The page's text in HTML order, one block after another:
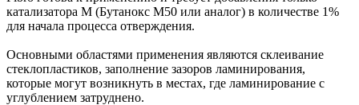
катализатора М (Бутанокс М50 или аналог) в количестве 1%
для начала процесса отверждения.
Основными областями применения являются склеивание
стеклопластиков, заполнение зазоров ламинирования,
которые могут возникнуть в местах, где ламинирование с
углублением затруднено.